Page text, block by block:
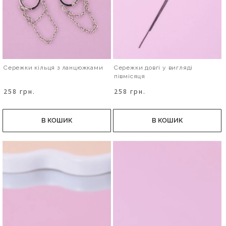
Сережки кільця з ланцюжками
258 грн.
В КОШИК
Сережки довгі у вигляді
півмісяця
258 грн.
В КОШИК